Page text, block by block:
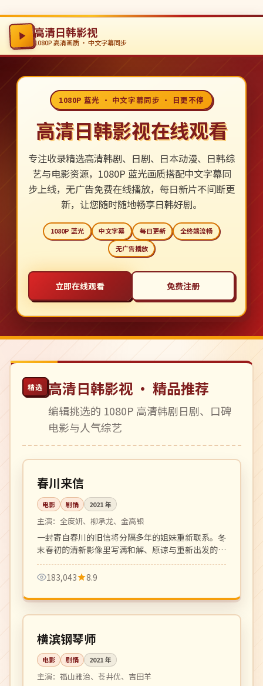
高清日韩影视
1080P 高清画质 · 中文字幕同步
1080P 蓝光 · 中文字幕同步 · 日更不停
高清日韩影视在线观看
专注收录精选高清韩剧、日剧、日本动漫、日韩综
艺与电影资源，1080P 蓝光画质搭配中文字幕同
步上线，无广告免费在线播放，每日新片不间断更
新，让您随时随地畅享日韩好剧。
1080P 蓝光 中文字幕 每日更新
全终端流畅
无广告播放
立即在线观看 免费注册
精选 高清日韩影视 · 精品推荐
编辑挑选的 1080P 高清韩剧日剧、口碑
电影与人气综艺
韩国
高分
春川来信
电影 剧情 2021年
主演： 全度妍、柳承龙、金高银
一封寄自春川的旧信将分隔多年的姐妹重新联系。冬
末春初的清新影像里写满和解、原谅与重新出发的勇
气。
183,043
8.9
日本
高分 117 分钟
横滨钢琴师
电影 剧情 2021年
主演： 福山雅治、苍井优、吉田羊